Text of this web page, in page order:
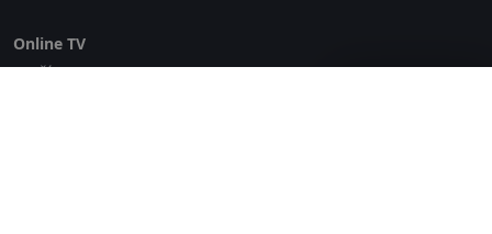
Online TV
Lepší.TV